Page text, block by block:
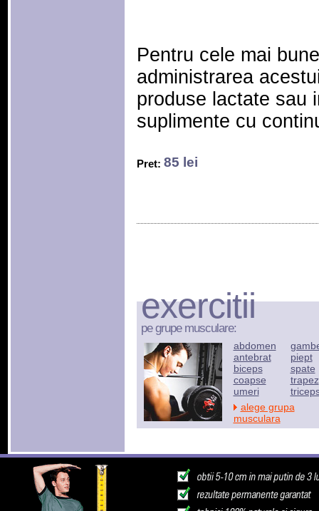
Pentru cele mai
administrarea
produse lactate sau
suplimente cu
Pret: 85 lei
exercitii
pe grupe musculare:
abdomen
antebrat
biceps
coapse
umeri
piept
spate
trapez
alege grupa
musculara